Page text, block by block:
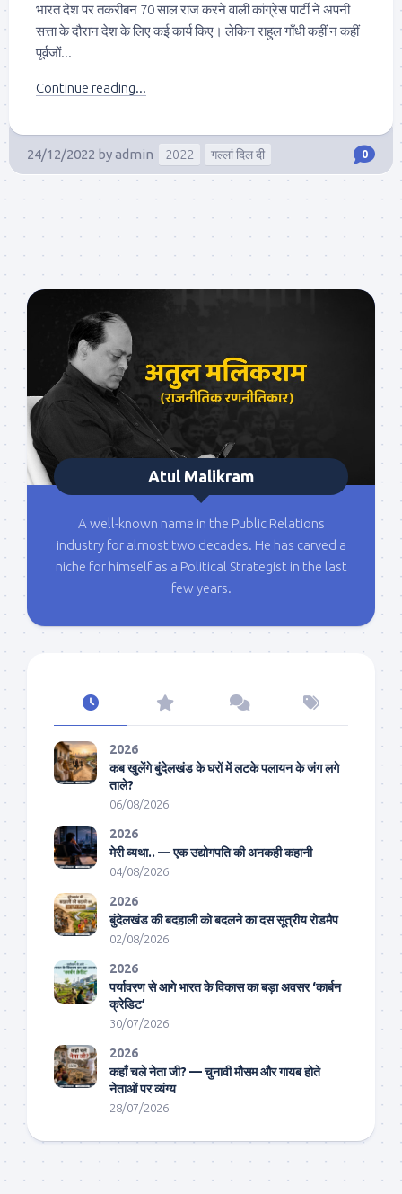
भारत देश पर तकरीबन 70 साल राज करने वाली कांग्रेस पार्टी ने अपनी
सत्ता के दौरान देश के लिए कई कार्य किए। लेकिन राहुल गाँधी कहीं न कहीं
पूर्वजों...
Continue reading...
24/12/2022 byadmin 2022 गल्लां दिल दी 0
Atul Malikram
A well-known name in the Public Relations
industry for almost two decades. He has carved a
niche for himself as a Political Strategist in the last
few years.
2026
कब खुलेंगे बुंदेलखंड के घरों में लटके पलायन के जंग लगे
ताले?
06/08/2026
2026
मेरी व्यथा.. — एक उद्योगपति की अनकही कहानी
04/08/2026
2026
बुंदेलखंड की बदहाली को बदलने का दस सूत्रीय रोडमैप
02/08/2026
2026
पर्यावरण से आगे भारत के विकास का बड़ा अवसर ‘कार्बन
क्रेडिट’
30/07/2026
2026
कहाँ चले नेता जी? — चुनावी मौसम और गायब होते
नेताओं पर व्यंग्य
28/07/2026